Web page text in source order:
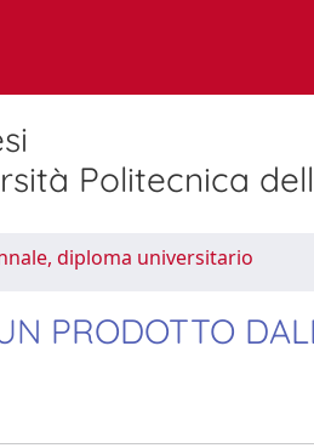
Politecnica
diploma universitario
PRODOTTO